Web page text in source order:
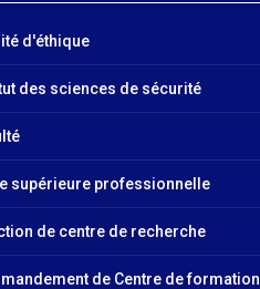
d'éthique
des sciences de sécurité
supérieure professionnelle
de centre de recherche
de Centre de formation